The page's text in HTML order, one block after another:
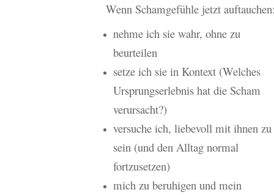
Wenn Schamgefühle jetzt
nehme ich sie wahr, ohne zu
beurteilen
setze ich sie in Kontext (Welches
Ursprungserlebnis hat die Scham
verursacht?)
versuche ich, liebevoll mit ihnen zu
sein (und den Alltag normal
fortzusetzen)
mich zu beruhigen und mein